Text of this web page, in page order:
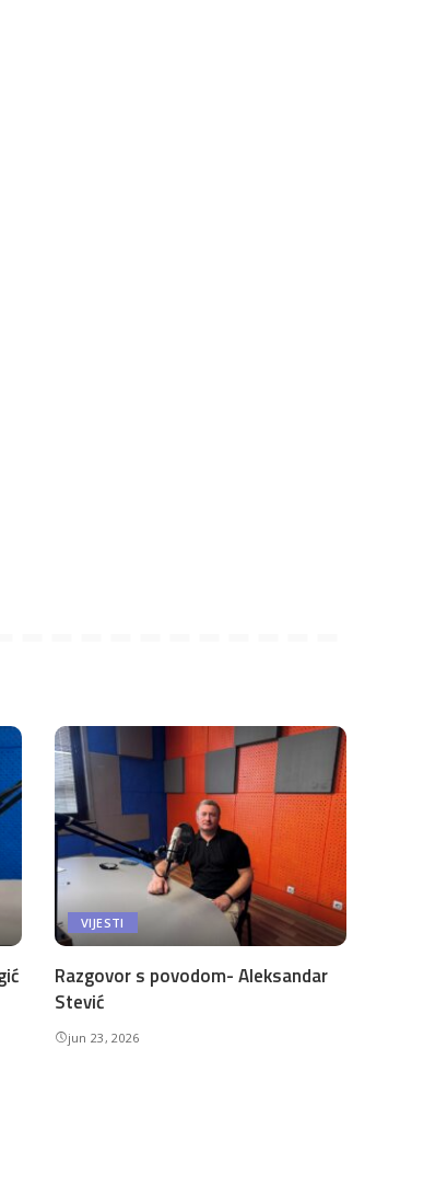
VIJESTI
Razgovor s povodom- Aleksandar
Stević
jun 23, 2026